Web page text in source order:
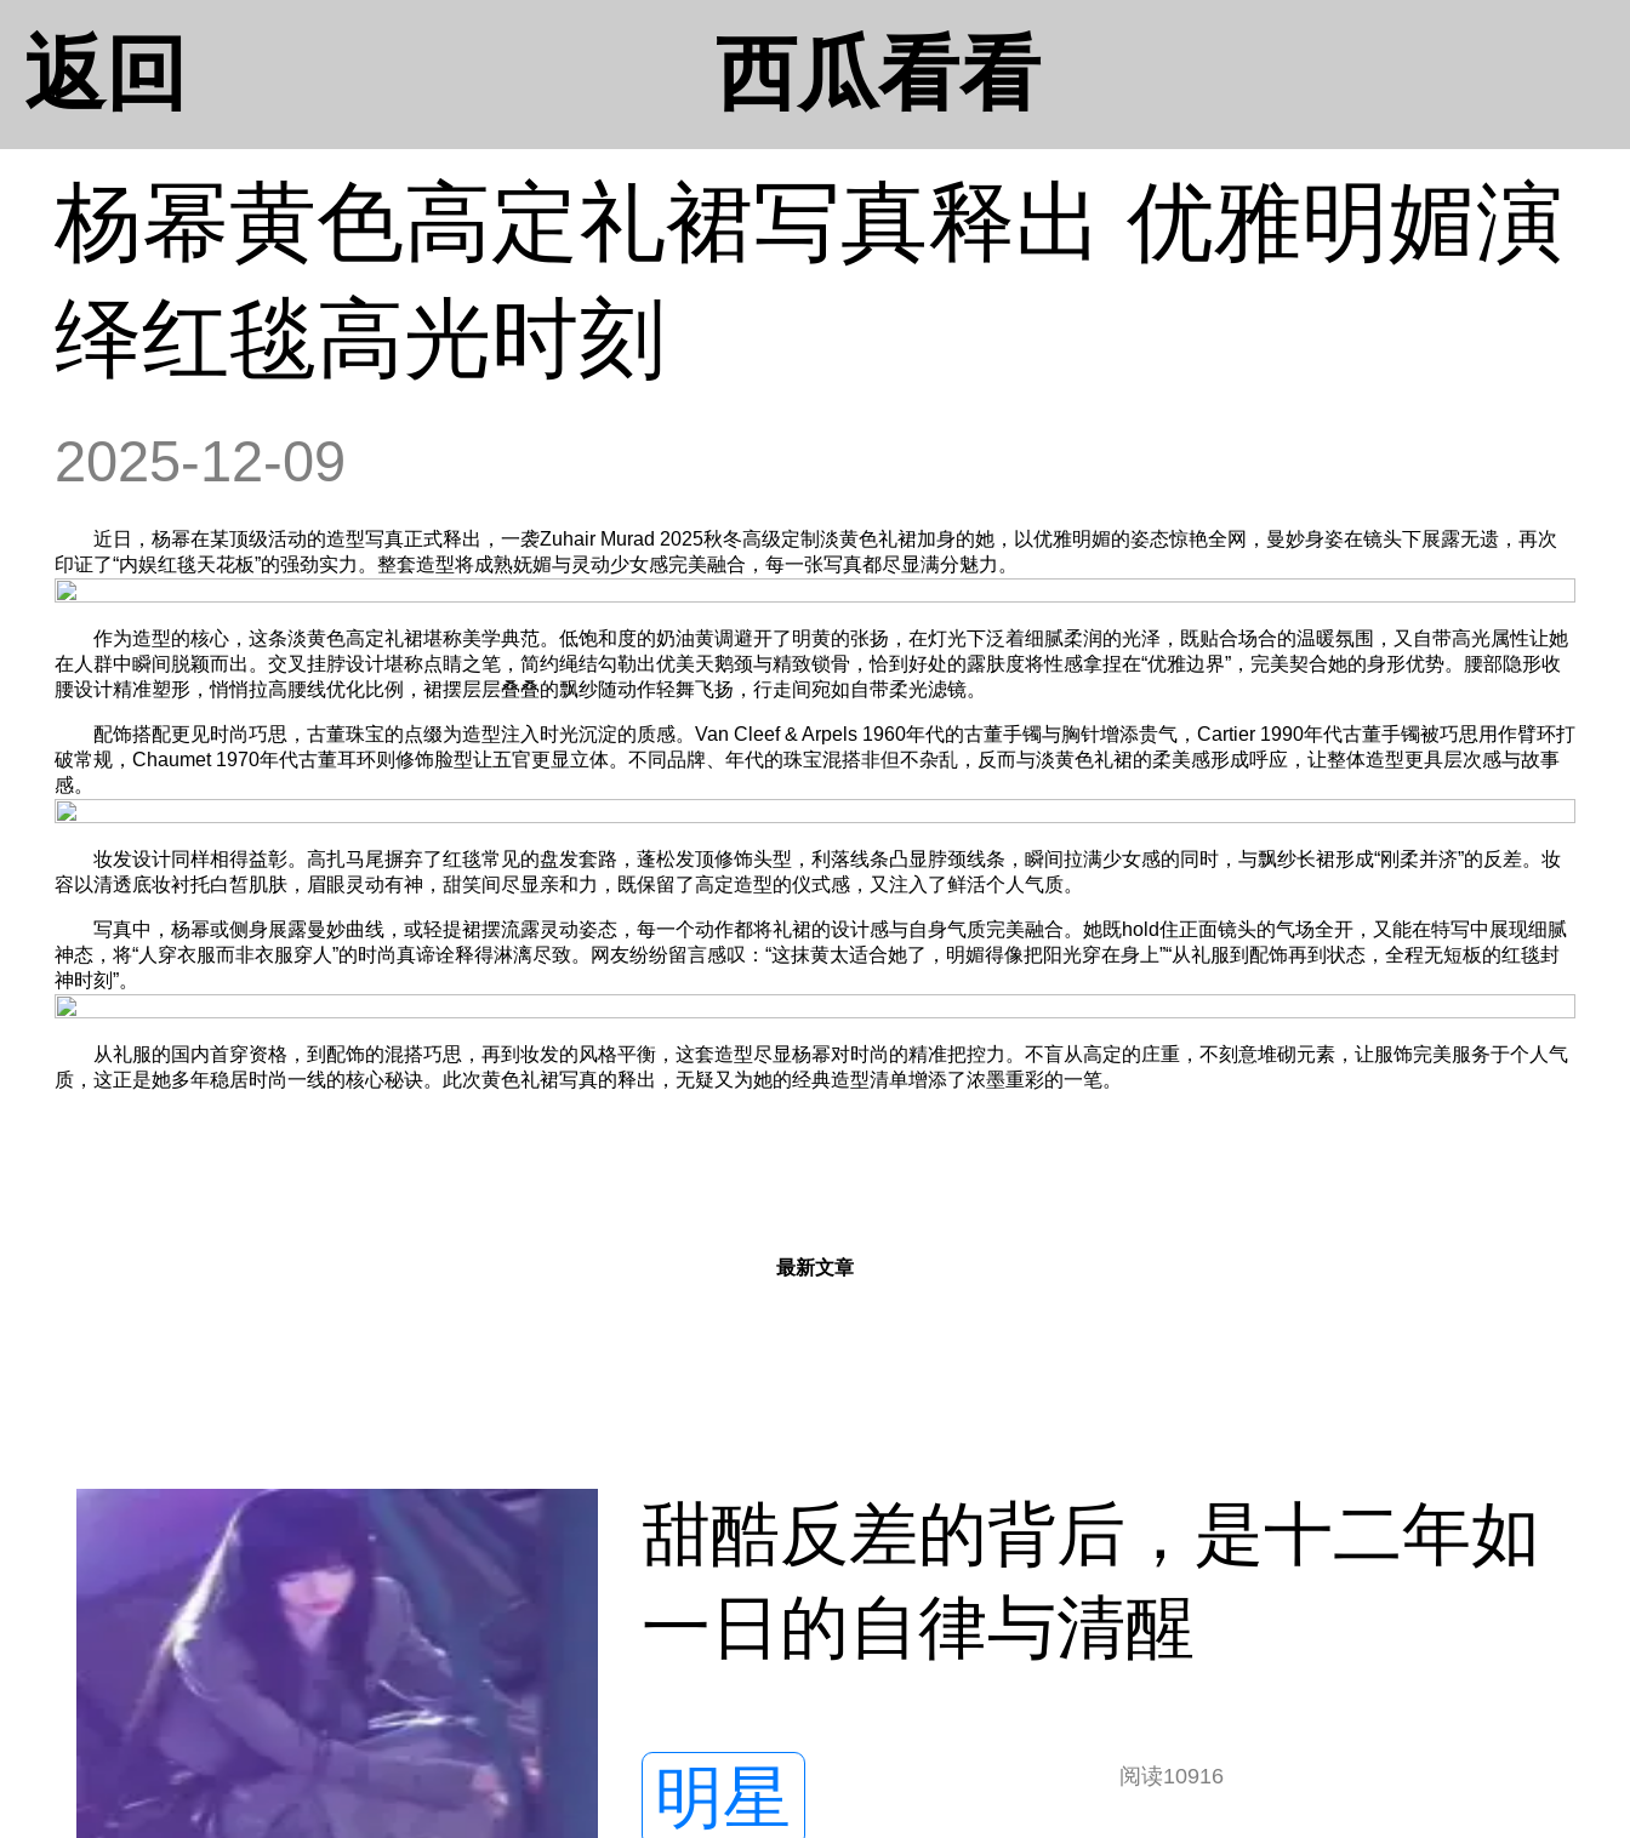
返回 西瓜看看
杨幂黄色高定礼裙写真释出 优雅明媚演
绎红毯高光时刻
2025-12-09
近日，杨幂在某顶级活动的造型写真正式释出，一袭Zuhair Murad 2025秋冬高级定制淡黄色礼裙加身的她，以优雅明媚的姿态惊艳全网，曼妙身姿在镜头下展露无遗，再次
印证了“内娱红毯天花板”的强劲实力。整套造型将成熟妩媚与灵动少女感完美融合，每一张写真都尽显满分魅力。
作为造型的核心，这条淡黄色高定礼裙堪称美学典范。低饱和度的奶油黄调避开了明黄的张扬，在灯光下泛着细腻柔润的光泽，既贴合场合的温暖氛围，又自带高光属性让她
在人群中瞬间脱颖而出。交叉挂脖设计堪称点睛之笔，简约绳结勾勒出优美天鹅颈与精致锁骨，恰到好处的露肤度将性感拿捏在“优雅边界”，完美契合她的身形优势。腰部隐形收
腰设计精准塑形，悄悄拉高腰线优化比例，裙摆层层叠叠的飘纱随动作轻舞飞扬，行走间宛如自带柔光滤镜。
配饰搭配更见时尚巧思，古董珠宝的点缀为造型注入时光沉淀的质感。Van Cleef & Arpels 1960年代的古董手镯与胸针增添贵气，Cartier 1990年代古董手镯被巧思用作臂环打
破常规，Chaumet 1970年代古董耳环则修饰脸型让五官更显立体。不同品牌、年代的珠宝混搭非但不杂乱，反而与淡黄色礼裙的柔美感形成呼应，让整体造型更具层次感与故事
感。
妆发设计同样相得益彰。高扎马尾摒弃了红毯常见的盘发套路，蓬松发顶修饰头型，利落线条凸显脖颈线条，瞬间拉满少女感的同时，与飘纱长裙形成“刚柔并济”的反差。妆
容以清透底妆衬托白皙肌肤，眉眼灵动有神，甜笑间尽显亲和力，既保留了高定造型的仪式感，又注入了鲜活个人气质。
写真中，杨幂或侧身展露曼妙曲线，或轻提裙摆流露灵动姿态，每一个动作都将礼裙的设计感与自身气质完美融合。她既hold住正面镜头的气场全开，又能在特写中展现细腻
神态，将“人穿衣服而非衣服穿人”的时尚真谛诠释得淋漓尽致。网友纷纷留言感叹：“这抹黄太适合她了，明媚得像把阳光穿在身上”“从礼服到配饰再到状态，全程无短板的红毯封
神时刻”。
从礼服的国内首穿资格，到配饰的混搭巧思，再到妆发的风格平衡，这套造型尽显杨幂对时尚的精准把控力。不盲从高定的庄重，不刻意堆砌元素，让服饰完美服务于个人气
质，这正是她多年稳居时尚一线的核心秘诀。此次黄色礼裙写真的释出，无疑又为她的经典造型清单增添了浓墨重彩的一笔。
最新文章
甜酷反差的背后，是十二年如
一日的自律与清醒
明星 阅读10916